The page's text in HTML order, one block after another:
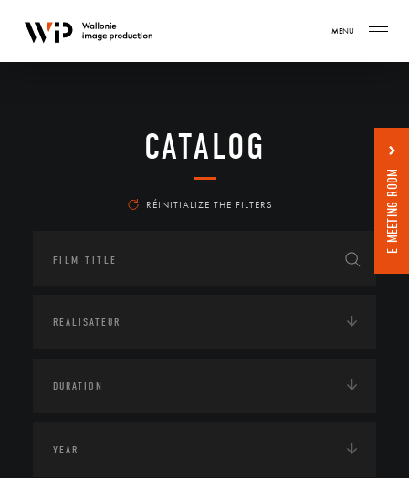
MENU
CATALOG
RÉINITIALIZE THE FILTERS E-MEETING ROOM